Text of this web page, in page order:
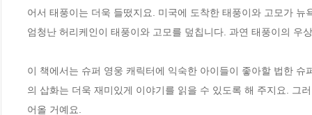
어서 태풍이는 더욱 들떴지요. 미국에 도착한 태풍이와 고모가
엄청난 허리케인이 태풍이와 고모를 덮칩니다. 과연 태풍이의
이 책에서는 슈퍼 영웅 캐릭터에 익숙한 아이들이 좋아할 법한
의 삽화는 더욱 재미있게 이야기를 읽을 수 있도록 해 주지요. 그
어올 거예요.